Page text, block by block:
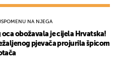
NA NJEGA
oca obožavala je cijela Hrvatska!
pjevača projurila špicom